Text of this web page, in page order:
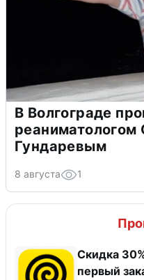
В Волгограде
реаниматологом
Гундаревым
8 августа 1
Скидка
первый